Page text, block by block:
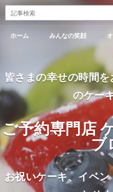
ホーム みんなの笑顔
皆さまの幸せの時間
のケー
ご予約専門店
ブ
お祝いケーキ、イベ